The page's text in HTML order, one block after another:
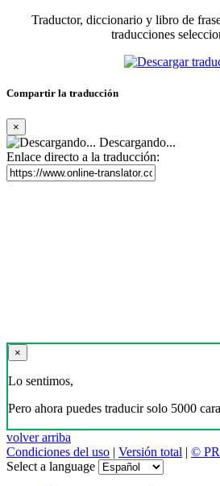
Traductor, diccionario y libro de
traducciones
Compartir la traducción
×
Descargando...
Enlace directo a la traducción:
×
Lo sentimos,
Pero ahora puedes traducir solo 5000
volver arriba
Condiciones del uso | Versión total | ©
Select a language